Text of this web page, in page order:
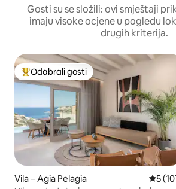
Gosti su se složili: ovi smještaji
imaju visoke ocjene u pogledu
drugih kriterija.
Među najviše rangiranima s oznakom
Odabrali gosti
Vila – Agia Pelagia
5